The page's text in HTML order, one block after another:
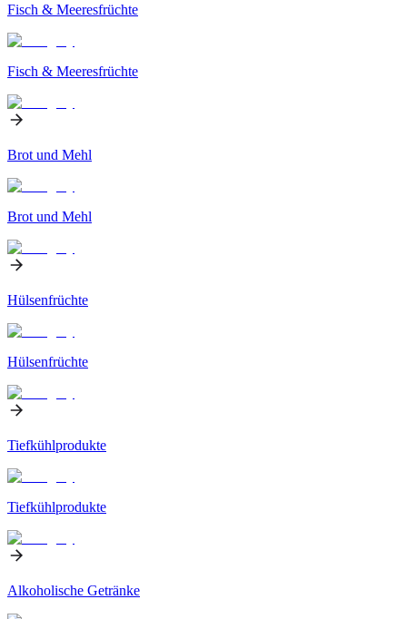
Fisch & Meeresfrüchte
Fisch & Meeresfrüchte
Brot und Mehl
Brot und Mehl
Hülsenfrüchte
Hülsenfrüchte
Tiefkühlprodukte
Tiefkühlprodukte
Alkoholische Getränke